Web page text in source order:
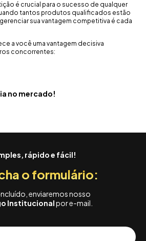
é crucial para o sucesso de qualquer
tantos produtos qualificados estão
sua vantagem competitiva é cada
a você uma vantagem decisiva
concorrentes:
obra do Brasil
rápido e fácil!
o formulário:
enviaremos nosso
Institucionalpor e-mail.